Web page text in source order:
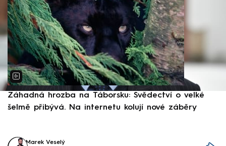
Záhadná hrozba na Táborsku: Svědectví o velké
šelmě přibývá. Na internetu kolují nové záběry
Marek Veselý